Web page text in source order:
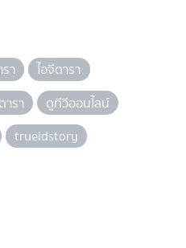
า
ไอจีดารา
รา
ดูทีวีออนไลน์
trueidstory